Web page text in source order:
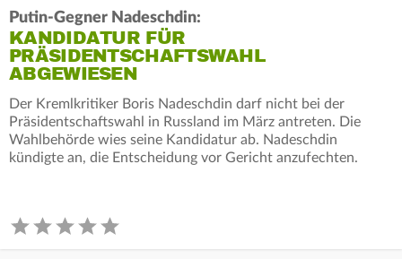
Putin-Gegner Nadeschdin:
KANDIDATUR FÜR
PRÄSIDENTSCHAFTSWAHL
ABGEWIESEN
Der Kremlkritiker Boris Nadeschdin darf nicht bei der
Präsidentschaftswahl in Russland im März antreten. Die
Wahlbehörde wies seine Kandidatur ab. Nadeschdin
kündigte an, die Entscheidung vor Gericht anzufechten.